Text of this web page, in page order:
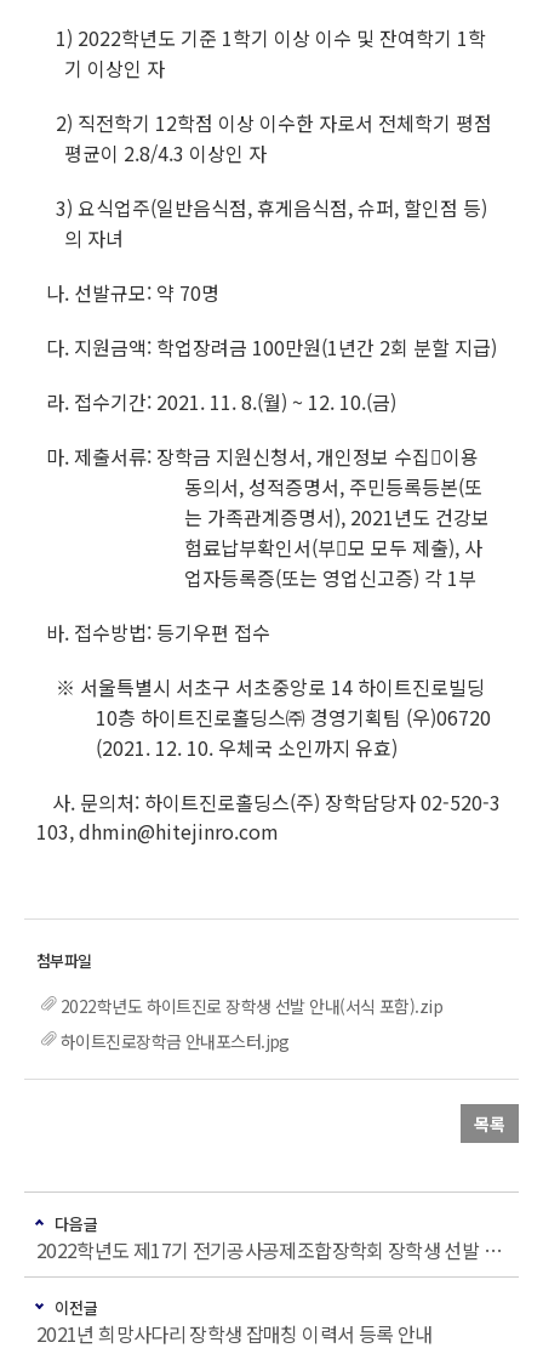
1) 2022학년도 기준 1학기 이상 이수 및 잔여학기 1학
기 이상인 자
2) 직전학기 12학점 이상 이수한 자로서 전체학기 평점
평균이 2.8/4.3 이상인 자
3) 요식업주(일반음식점, 휴게음식점, 슈퍼, 할인점 등)
의 자녀
나. 선발규모: 약 70명
다. 지원금액: 학업장려금 100만원(1년간 2회 분할 지급)
라. 접수기간: 2021. 11. 8.(월) ~ 12. 10.(금)
마. 제출서류: 장학금 지원신청서, 개인정보 수집이용
동의서, 성적증명서, 주민등록등본(또
는 가족관계증명서), 2021년도 건강보
험료납부확인서(부모 모두 제출), 사
업자등록증(또는 영업신고증) 각 1부
바. 접수방법: 등기우편 접수
※ 서울특별시 서초구 서초중앙로 14 하이트진로빌딩
10층 하이트진로홀딩스㈜ 경영기획팀 (우)06720
(2021. 12. 10. 우체국 소인까지 유효)
사. 문의처: 하이트진로홀딩스(주) 장학담당자 02-520-3
103, dhmin@hitejinro.com
2022학년도 하이트진로 장학생 선발 안내(서식 포함).zip
하이트진로장학금 안내포스터.jpg
목록
다음글
2022학년도 제17기 전기공사공제조합장학회 장학생 선발 안내
이전글
2021년 희망사다리 장학생 잡매칭 이력서 등록 안내